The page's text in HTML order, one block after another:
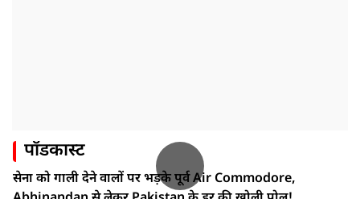
पॉडकास्ट
सेना को गाली देने वालों पर भड़के पूर्व Air Commodore,